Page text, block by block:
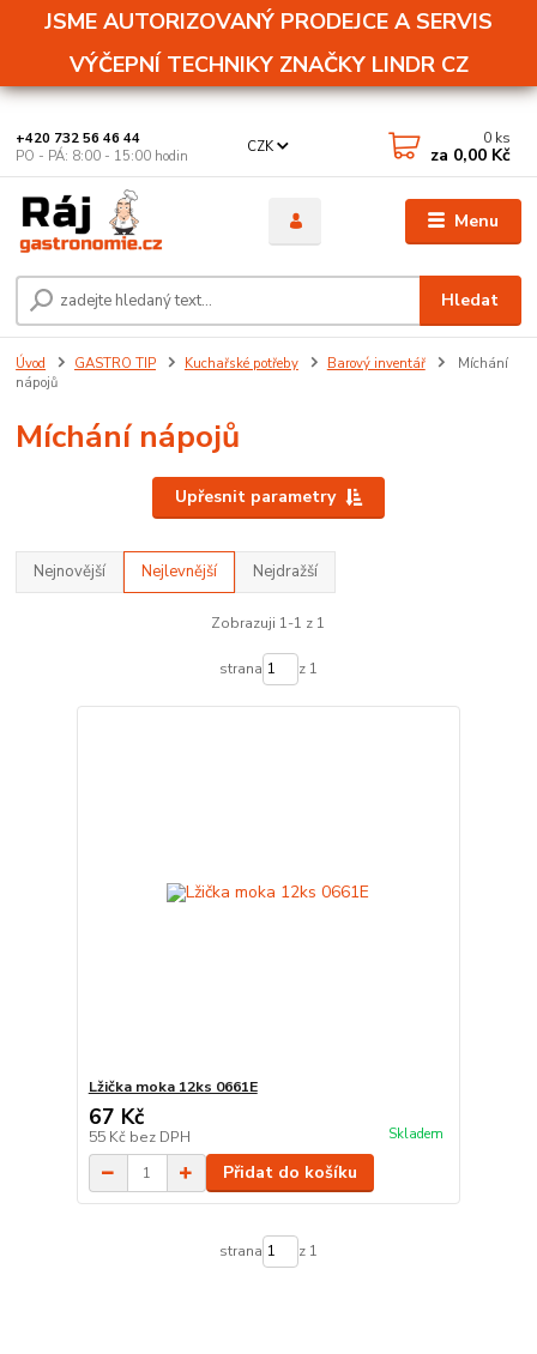
JSME AUTORIZOVANÝ PRODEJCE A SERVIS
VÝČEPNÍ TECHNIKY ZNAČKY LINDR CZ
Menu
CZK
Hledat
+420 732 56 46 44
PO - PÁ: 8:00 - 15:00 hodin
0 ks
za 0,00 Kč
Úvod GASTRO TIP Kuchařské potřeby Barový inventář
Míchání
nápojů
Míchání nápojů
Upřesnit parametry
Nejnovější Nejlevnější Nejdražší
Zobrazuji 1-1 z 1
strana z 1
Lžička moka 12ks 0661E
67 Kč
55 Kč bez DPH Skladem
Přidat do košíku
strana z 1